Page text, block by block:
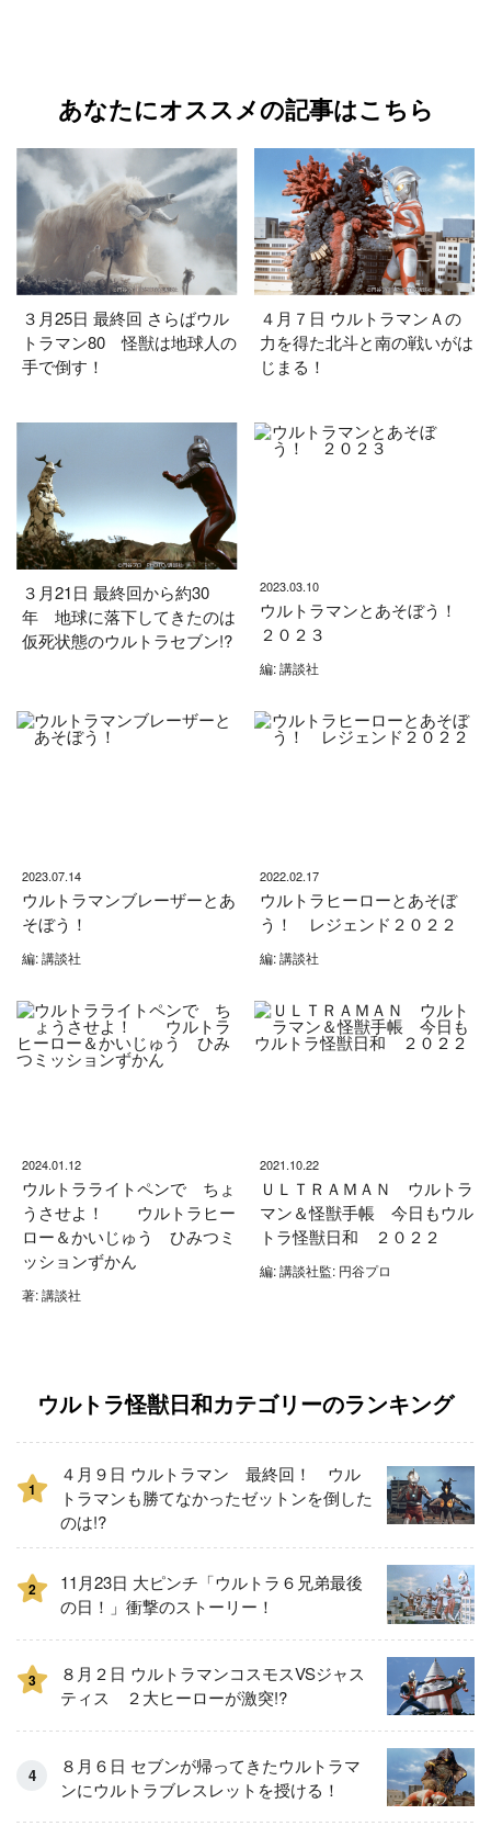
あなたにオススメの記事はこちら
３月25日 最終回 さらばウル
トラマン80 怪獣は地球人の
手で倒す！
４月７日 ウルトラマンＡの
力を得た北斗と南の戦いがは
じまる！
３月21日 最終回から約30
年 地球に落下してきたのは
仮死状態のウルトラセブン!?
2023.03.10
ウルトラマンとあそぼう！
２０２３
編: 講談社
2023.07.14
ウルトラマンブレーザーとあ
そぼう！
編: 講談社
2022.02.17
ウルトラヒーローとあそぼ
う！ レジェンド２０２２
編: 講談社
2024.01.12
ウルトラライトペンで ちょ
うさせよ！ ウルトラヒー
ロー＆かいじゅう ひみつミ
ッションずかん
著: 講談社
2021.10.22
ＵＬＴＲＡＭＡＮ ウルトラ
マン＆怪獣手帳 今日もウル
トラ怪獣日和 ２０２２
編: 講談社監: 円谷プロ
ウルトラ怪獣日和カテゴリーのランキング
1
４月９日 ウルトラマン 最終回！ ウル
トラマンも勝てなかったゼットンを倒した
のは!?
2
11月23日 大ピンチ「ウルトラ６兄弟最後
の日！」衝撃のストーリー！
3
８月２日 ウルトラマンコスモスVSジャス
ティス ２大ヒーローが激突!?
８月６日 セブンが帰ってきたウルトラマ
ンにウルトラブレスレットを授ける！